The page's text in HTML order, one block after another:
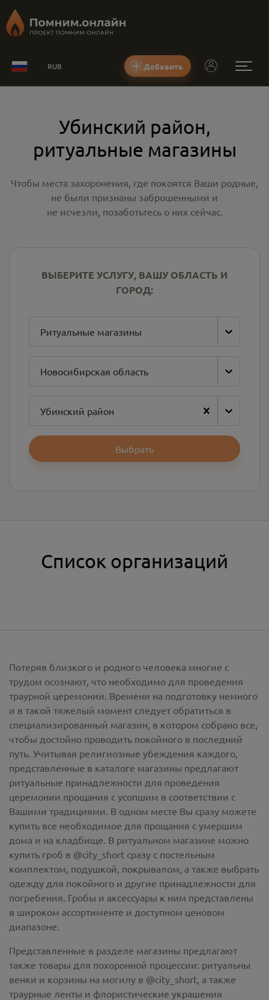
RUB Добавить
Убинский район,
ритуальные магазины
Чтобы места захоронения, где покоятся Ваши родные,
не были признаны заброшенными и
не исчезли, позаботьтесь о них сейчас.
ВЫБЕРИТЕ УСЛУГУ, ВАШУ ОБЛАСТЬ И
ГОРОД:
Ритуальные магазины
Новосибирская область
Убинский район
Выбрать
Список организаций
Потеряв близкого и родного человека многие с
трудом осознают, что необходимо для проведения
траурной церемонии. Времени на подготовку немного
и в такой тяжелый момент следует обратиться в
специализированный магазин, в котором собрано все,
чтобы достойно проводить покойного в последний
путь. Учитывая религиозные убеждения каждого,
представленные в каталоге магазины предлагают
ритуальные принадлежности для проведения
церемонии прощания с усопшим в соответствии с
Вашими традициями. В одном месте Вы сразу можете
купить все необходимое для прощания с умершим
дома и на кладбище. В ритуальном магазине можно
купить гроб в @city_short сразу с постельным
комплектом, подушкой, покрывалом, а также выбрать
одежду для покойного и другие принадлежности для
погребения. Гробы и аксессуары к ним представлены
в широком ассортименте и доступном ценовом
диапазоне.
Представленные в разделе магазины предлагают
также товары для похоронной процессии: ритуальны
венки и корзины на могилу в @city_short, а также
траурные ленты и флористические украшения